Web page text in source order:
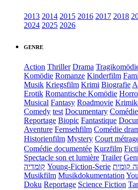
2013 2014 2015 2016 2017 2018
2024 2025 2026
GENRE
Action Thriller Drama
Komödie Romanze Kinderfilm
Musik Kriegsfilm Krimi Biografie
Erotik Romantische Komödie
Musical Fantasy Roadmovie
Comedy test Documentary Comédie
Reportage Biopic Fantastique
Aventure Fernsehfilm Comédie
Historienfilm Mystery Court
Comédie documentée Kurzfilm
Spectacle son et lumière Trailer
קומדיה Young-Fiction-Serie קומית
Musikfilm Musikdokumentation
Doku Reportage Science Fiction